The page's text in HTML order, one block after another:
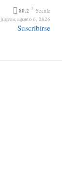
80.2 F Seattle
jueves, agosto 6, 2026
Suscribirse